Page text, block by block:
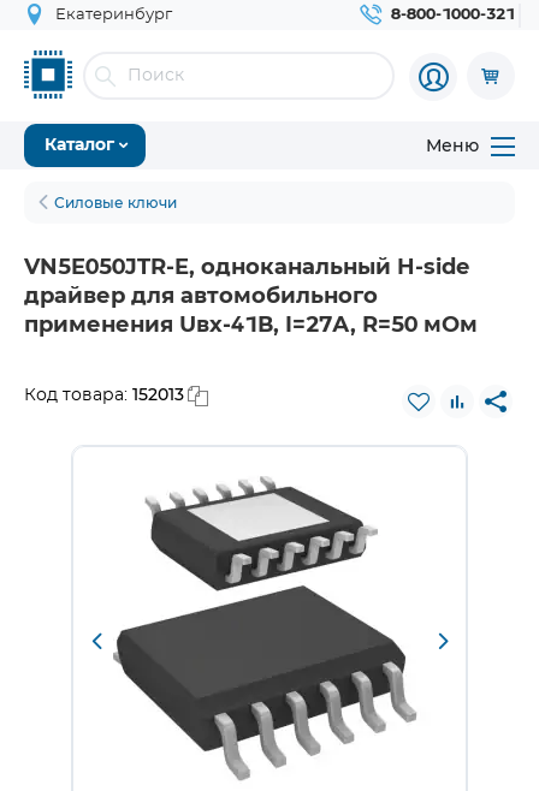
Екатеринбург 8-800-1000-321
Каталог Меню
Силовые ключи
VN5E050JTR-E, одноканальный H-side
драйвер для автомобильного
применения Uвх-41В, I=27А, R=50 мОм
Код товара: 152013